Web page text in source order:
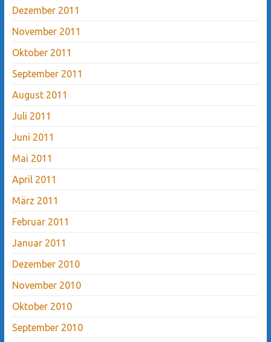
Dezember 2011
November 2011
Oktober 2011
September 2011
August 2011
Juli 2011
Juni 2011
Mai 2011
April 2011
März 2011
Februar 2011
Januar 2011
Dezember 2010
November 2010
Oktober 2010
September 2010